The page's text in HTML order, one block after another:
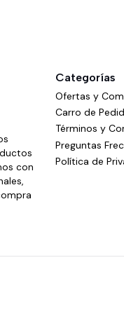
con
Categorías
Ofertas y
Carro de
Términos y
Preguntas
Política de